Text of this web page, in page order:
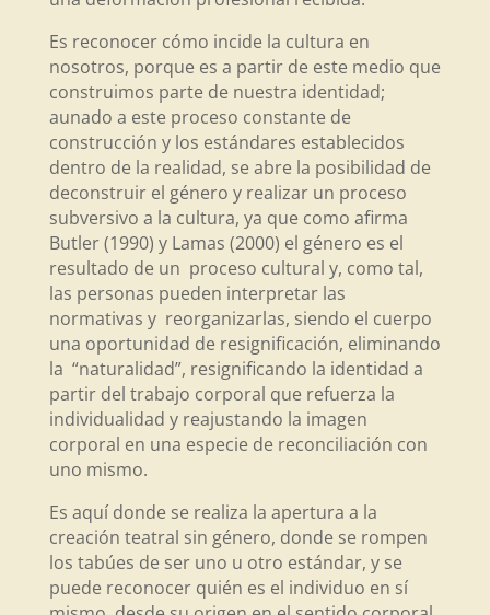
Es reconocer cómo incide la cultura en
nosotros, porque es a partir de este medio que
construimos parte de nuestra identidad;
aunado a este proceso constante de
construcción y los estándares establecidos
dentro de la realidad, se abre la posibilidad de
deconstruir el género y realizar un proceso
subversivo a la cultura, ya que como afirma
Butler (1990) y Lamas (2000) el género es el
resultado de un proceso cultural y, como tal,
las personas pueden interpretar las
normativas y reorganizarlas, siendo el cuerpo
una oportunidad de resignificación, eliminando
la “naturalidad”, resignificando la identidad a
partir del trabajo corporal que refuerza la
individualidad y reajustando la imagen
corporal en una especie de reconciliación con
uno mismo.
Es aquí donde se realiza la apertura a la
creación teatral sin género, donde se rompen
los tabúes de ser uno u otro estándar, y se
puede reconocer quién es el individuo en sí